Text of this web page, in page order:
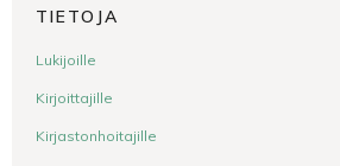
TIETOJA
Lukijoille
Kirjoittajille
Kirjastonhoitajille